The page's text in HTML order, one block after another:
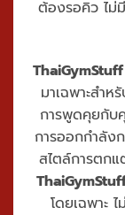
ต้องรอคิว ไม่
ThaiGymStuff
มาเฉพาะสำห
การพูดคุยกับ
การออกกำลัง
สไตล์การตก
โดยเฉพาะ